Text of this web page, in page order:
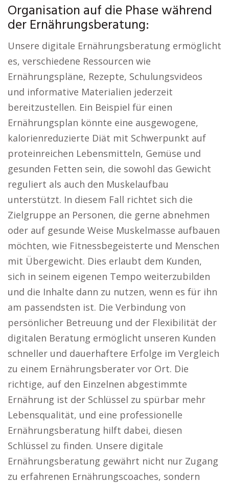
Organisation auf die Phase während
der Ernährungsberatung:
Unsere digitale Ernährungsberatung ermöglicht
es, verschiedene Ressourcen wie
Ernährungspläne, Rezepte, Schulungsvideos
und informative Materialien jederzeit
bereitzustellen. Ein Beispiel für einen
Ernährungsplan könnte eine ausgewogene,
kalorienreduzierte Diät mit Schwerpunkt auf
proteinreichen Lebensmitteln, Gemüse und
gesunden Fetten sein, die sowohl das Gewicht
reguliert als auch den Muskelaufbau
unterstützt. In diesem Fall richtet sich die
Zielgruppe an Personen, die gerne abnehmen
oder auf gesunde Weise Muskelmasse aufbauen
möchten, wie Fitnessbegeisterte und Menschen
mit Übergewicht. Dies erlaubt dem Kunden,
sich in seinem eigenen Tempo weiterzubilden
und die Inhalte dann zu nutzen, wenn es für ihn
am passendsten ist. Die Verbindung von
persönlicher Betreuung und der Flexibilität der
digitalen Beratung ermöglicht unseren Kunden
schneller und dauerhaftere Erfolge im Vergleich
zu einem Ernährungsberater vor Ort. Die
richtige, auf den Einzelnen abgestimmte
Ernährung ist der Schlüssel zu spürbar mehr
Lebensqualität, und eine professionelle
Ernährungsberatung hilft dabei, diesen
Schlüssel zu finden. Unsere digitale
Ernährungsberatung gewährt nicht nur Zugang
zu erfahrenen Ernährungscoaches, sondern